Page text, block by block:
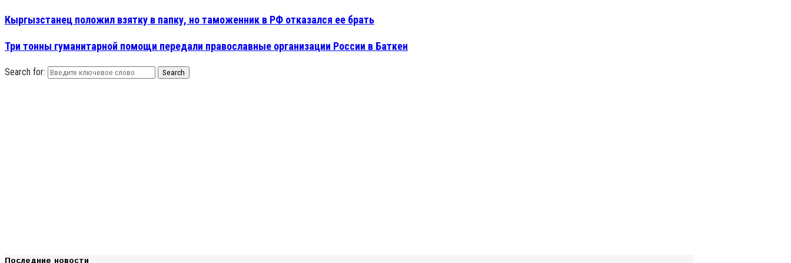
Кыргызстанец положил взятку в папку, но таможенник в РФ отказался ее брать
Три тонны гуманитарной помощи передали православные организации России в Баткен
Search for: Search
Последние новости